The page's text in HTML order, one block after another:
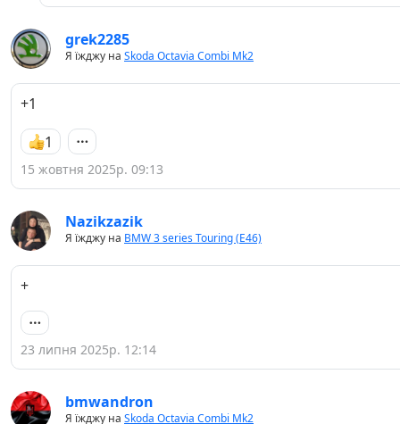
grek2285
Я їжджу на Skoda Octavia Combi Mk2
+1
1
15 жовтня 2025р. 09:13
Nazikzazik
Я їжджу на BMW 3 series Touring (E46)
+
23 липня 2025р. 12:14
bmwandron
Я їжджу на Skoda Octavia Combi Mk2